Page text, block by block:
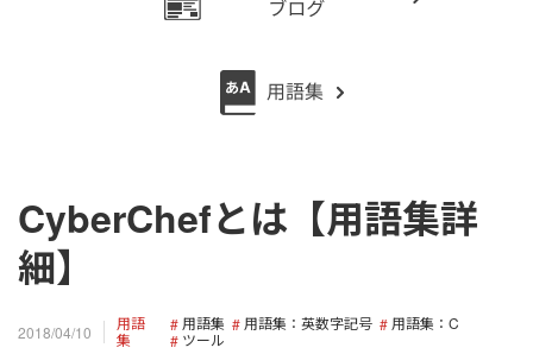
CyberChefとは【用語集詳
細】
2018/04/10
用語
集
用語集 用語集：英数字記号
用語集：C
ツール